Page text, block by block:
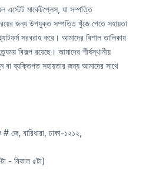
এস্টেট মার্কেটপ্লেস, যা সম্পত্তি
জন্য উপযুক্ত সম্পত্তি খুঁজে পেতে সহায়তা
সরবরাহ করে। আমাদের বিশাল তালিকায়
বিকল্প রয়েছে। আমাদের শীর্ষস্থানীয়
বা ব্যক্তিগত সহায়তার জন্য আমাদের সাথে
বারিধারা, ঢাকা-১২১২,
- বিকাল ৫টা)